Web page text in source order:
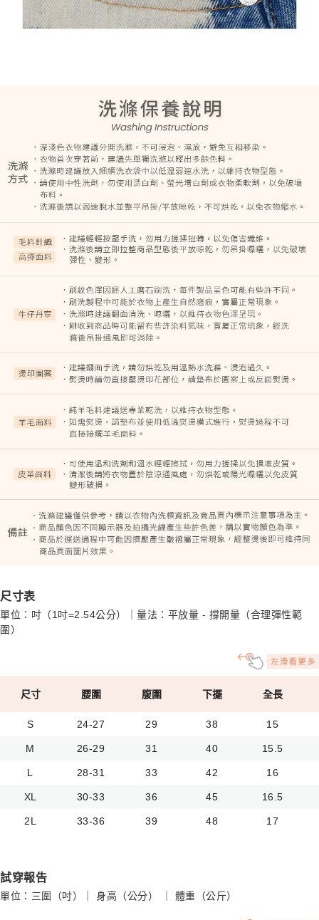
尺寸表
單位：吋（1吋=2.54公分）｜量法：平放量 - 撐開量（合理彈性範
圍）
尺寸 腰圍 腹圍 下擺 全長
S 24-27 29 38 15
M 26-29 31 40 15.5
L 28-31 33 42 16
XL 30-33 36 45 16.5
2L 33-36 39 48 17
試穿報告
單位：三圍（吋）｜ 身高（公分） ｜ 體重（公斤）